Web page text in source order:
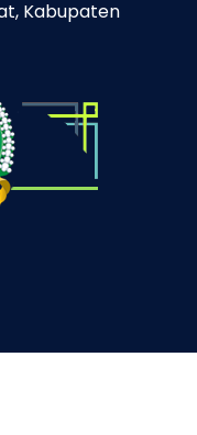
Kabupaten